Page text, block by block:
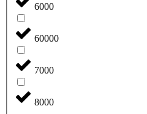
6000
60000
7000
8000